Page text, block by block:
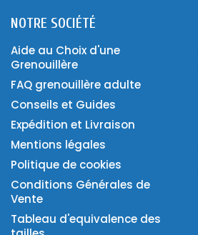
NOTRE SOCIÉTÉ
Aide au Choix d'une
Grenouillère
FAQ grenouillère adulte
Conseils et Guides
Expédition et Livraison
Mentions légales
Politique de cookies
Conditions Générales de
Vente
Tableau d'equivalence des